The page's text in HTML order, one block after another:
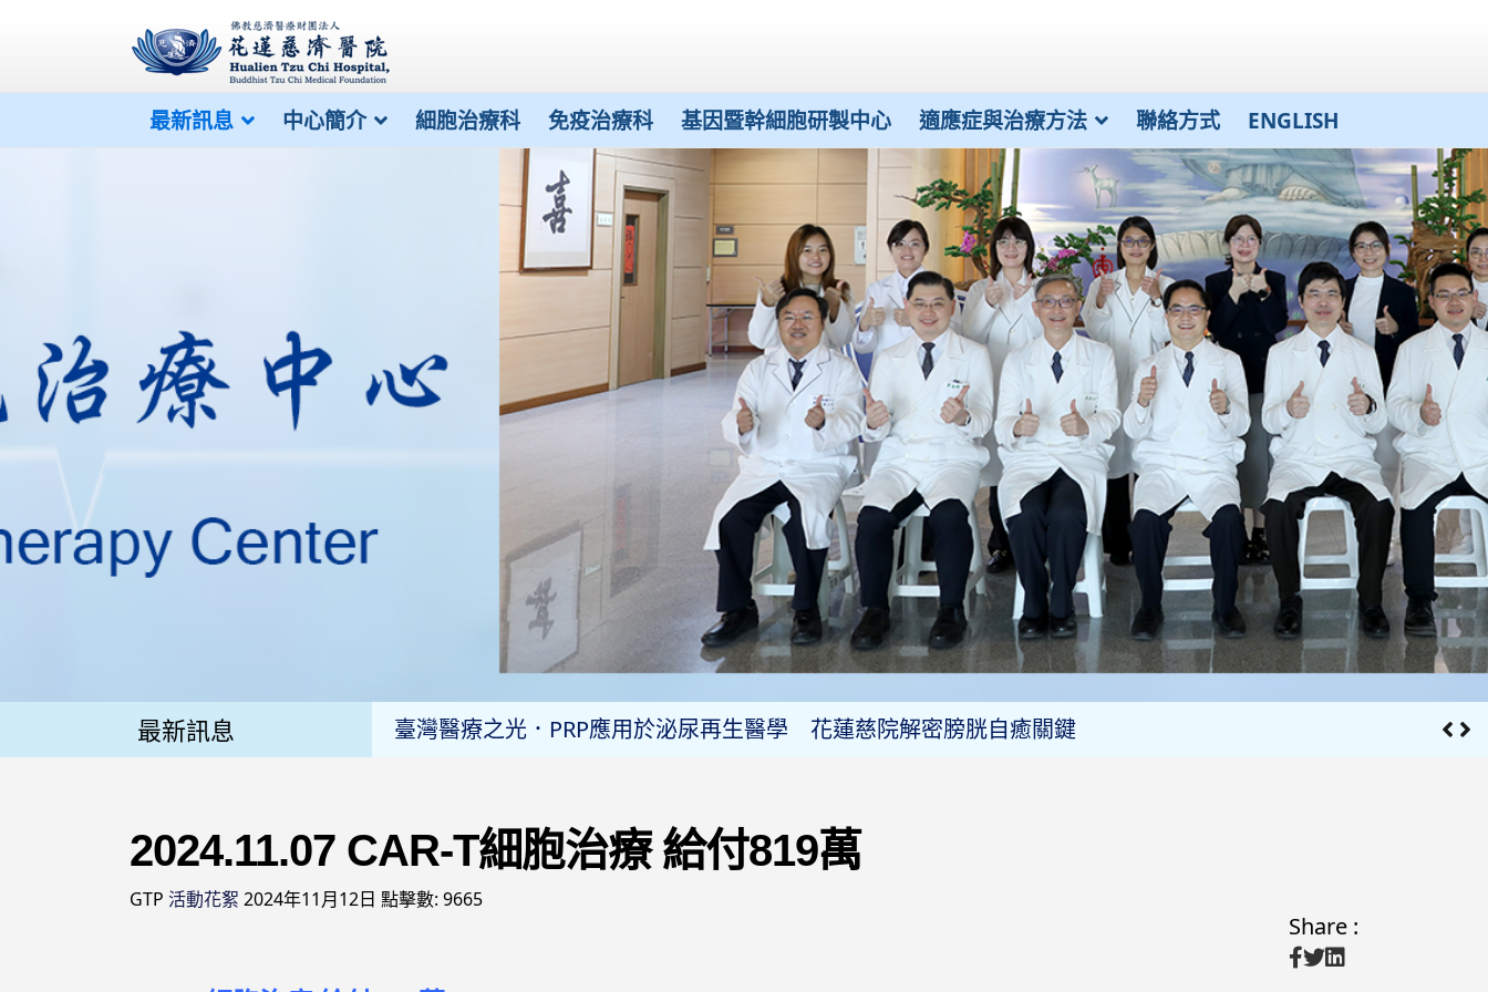
最新訊息 中心簡介 細胞治療科 免疫治療科 基因暨幹細胞研製中心 適應症與治療方法 聯絡方式 ENGLISH
最新訊息
公告衛福部113年5月22日訂定之醫院施行恩慈治療參考原則
花蓮慈濟醫院攜一曜再生 啟動外泌體產學合作
臺灣醫療之光．PRP應用於泌尿再生醫學 花蓮慈院解密膀胱自癒關鍵
「台灣CAR-T」治療的國際經驗 讓血液癌末病患重獲生機
2025年最新肯定 慈濟骨髓幹細胞中心再次通過ＷＭＤＡ國際進階認證
2024.11.07 CAR-T細胞治療 給付819萬
GTP 活動花絮 2024年11月12日 點擊數: 9665
Share :